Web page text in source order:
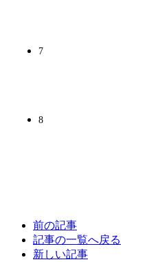
7
8
前の記事
記事の一覧へ戻る
新しい記事